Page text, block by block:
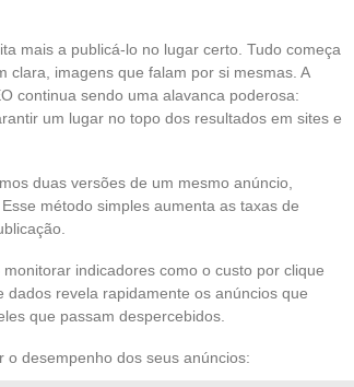
mais a publicá-lo no lugar certo. Tudo começa
clara, imagens que falam por si mesmas. A
continua sendo uma alavanca poderosa:
um lugar no topo dos resultados em sites e
duas versões de um mesmo anúncio,
método simples aumenta as taxas de
indicadores como o custo por clique
dados revela rapidamente os anúncios que
que passam despercebidos.
o desempenho dos seus anúncios: